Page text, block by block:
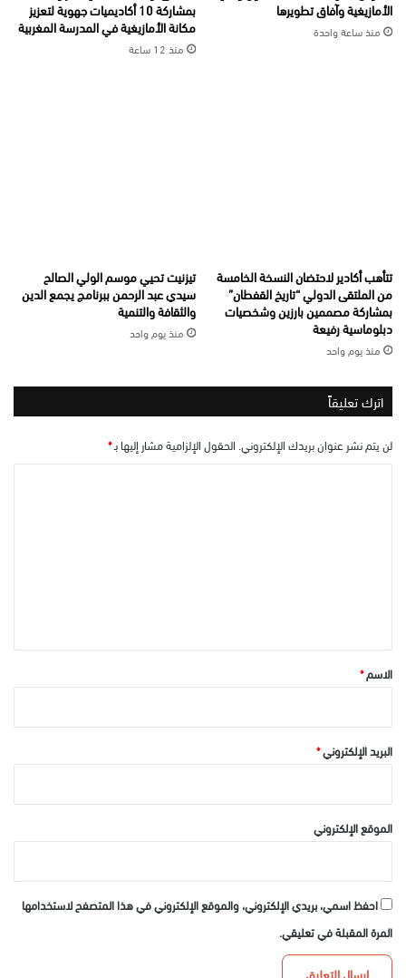
الأمازيغية وآفاق تطويرها
منذ ساعة واحدة
بمشاركة 10 أكاديميات جهوية لتعزيز
مكانة الأمازيغية في المدرسة المغربية
منذ 12 ساعة
تتأهب أكادير لاحتضان النسخة الخامسة
من الملتقى الدولي “تاريخ القفطان”
بمشاركة مصممين بارزين وشخصيات
دبلوماسية رفيعة
منذ يوم واحد
تيزنيت تحيي موسم الولي الصالح
سيدي عبد الرحمن ببرنامج يجمع الدين
والثقافة والتنمية
منذ يوم واحد
اترك تعليقاً
لن يتم نشر عنوان بريدك الإلكتروني. الحقول الإلزامية مشار إليها بـ*
*الاسم*
البريد الإلكتروني*
الموقع الإلكتروني
احفظ اسمي، بريدي الإلكتروني، والموقع الإلكتروني في هذا المتصفح لاستخدامها
المرة المقبلة في تعليقي.